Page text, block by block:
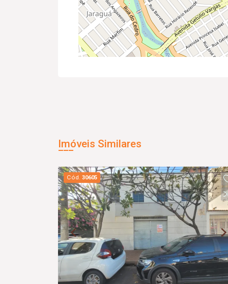
Imóveis Similares
Cód. 30605